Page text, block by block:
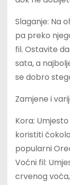
Slaganje: Na
pa preko
fil. Ostavite
sata, a
se dobro
Zamjene i
Kora:
koristiti
popularni
Voćni fil:
crvenog